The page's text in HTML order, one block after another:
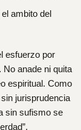
ambito del
esfuerzo por
anade ni quita
espiritual. Como
jurisprudencia
sin sufismo se